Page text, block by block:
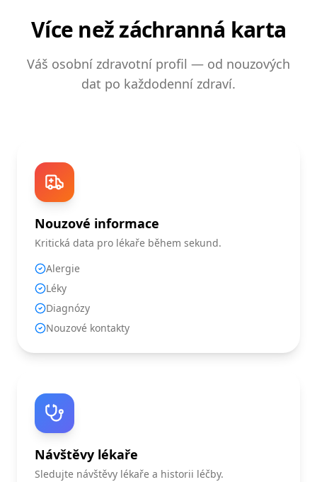
Více než záchranná karta
Váš osobní zdravotní profil — od nouzových
dat po každodenní zdraví.
Nouzové informace
Kritická data pro lékaře během sekund.
Alergie
Léky
Diagnózy
Nouzové kontakty
Návštěvy lékaře
Sledujte návštěvy lékaře a historii léčby.